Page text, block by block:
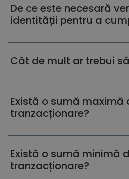
De ce este necesară
identității pentru a
Cât de mult ar trebui
Există o sumă maximă
tranzacționare?
Există o sumă minimă
tranzacționare?